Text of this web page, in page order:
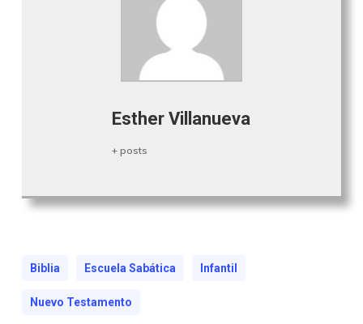
Esther Villanueva
+ posts
Biblia Escuela Sabática Infantil
Nuevo Testamento